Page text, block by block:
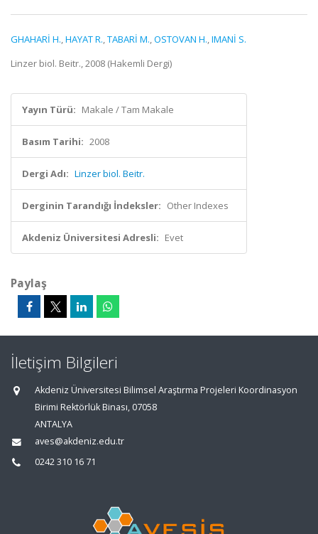
GHAHARİ H.,HAYAT R.,TABARİ M.,OSTOVAN H.,IMANİ S.
Linzer biol. Beitr., 2008 (Hakemli Dergi)
Yayın Türü: Makale / Tam Makale
Basım Tarihi: 2008
Dergi Adı: Linzer biol. Beitr.
Derginin Tarandığı İndeksler: Other Indexes
Akdeniz Üniversitesi Adresli: Evet
Paylaş
İletişim Bilgileri
Akdeniz Üniversitesi Bilimsel Araştırma Projeleri Koordinasyon
Birimi Rektörlük Binası, 07058
ANTALYA
aves@akdeniz.edu.tr
0242 310 16 71